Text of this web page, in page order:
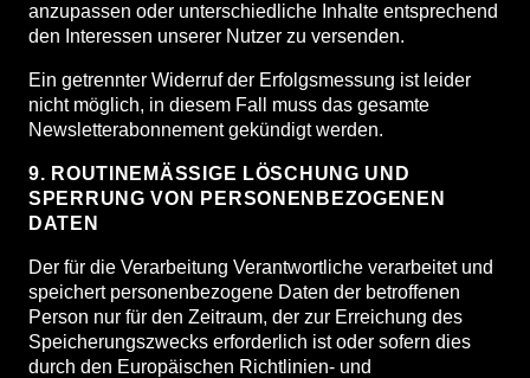
anzupassen oder unterschiedliche Inhalte entsprechend
den Interessen unserer Nutzer zu versenden.
Ein getrennter Widerruf der Erfolgsmessung ist leider
nicht möglich, in diesem Fall muss das gesamte
Newsletterabonnement gekündigt werden.
9. ROUTINEMÄSSIGE LÖSCHUNG UND S
PERRUNG VON PERSONENBEZOGENEN D
ATEN
Der für die Verarbeitung Verantwortliche verarbeitet und
speichert personenbezogene Daten der betroffenen
Person nur für den Zeitraum, der zur Erreichung des
Speicherungszwecks erforderlich ist oder sofern dies
durch den Europäischen Richtlinien- und